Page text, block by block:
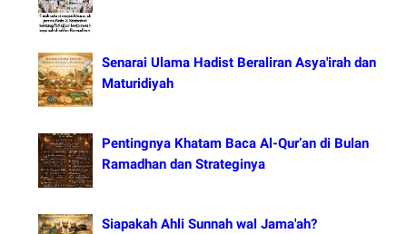
Senarai Ulama Hadist Beraliran Asya'irah dan
Maturidiyah
Pentingnya Khatam Baca Al-Qur’an di Bulan
Ramadhan dan Strateginya
Siapakah Ahli Sunnah wal Jama'ah?